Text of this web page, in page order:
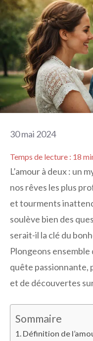
30 mai 2024
Temps de lecture : 18
L’amour à deux : un
nos rêves les plus
et tourments
soulève bien des
serait-il la clé du
Plongeons
quête passionnante,
et de découvertes
Sommaire
Définition de